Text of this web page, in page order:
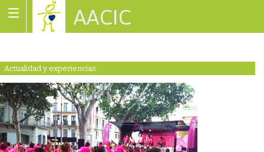
AACIC
Actualidad y experiencias